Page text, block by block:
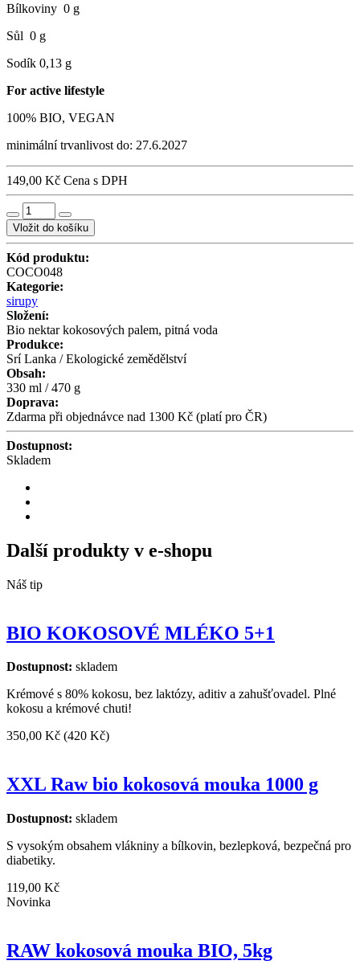
Bílkoviny 0 g
Sůl 0 g
Sodík 0,13 g
For active lifestyle
100% BIO, VEGAN
minimální trvanlivost do: 27.6.2027
149,00 Kč Cena s DPH
Vložit do košíku
Kód produktu:
COCO048
Kategorie:
sirupy
Složení:
Bio nektar kokosových palem, pitná voda
Produkce:
Srí Lanka / Ekologické zemědělství
Obsah:
330 ml / 470 g
Doprava:
Zdarma při objednávce nad 1300 Kč (platí pro ČR)
Dostupnost:
Skladem
Další produkty v e-shopu
Náš tip
BIO KOKOSOVÉ MLÉKO 5+1
Dostupnost: skladem
Krémové s 80% kokosu, bez laktózy, aditiv a zahušťovadel. Plné
kokosu a krémové chuti!
350,00 Kč (420 Kč)
XXL Raw bio kokosová mouka 1000 g
Dostupnost: skladem
S vysokým obsahem vlákniny a bílkovin, bezlepková, bezpečná pro
diabetiky.
119,00 Kč
Novinka
RAW kokosová mouka BIO, 5kg